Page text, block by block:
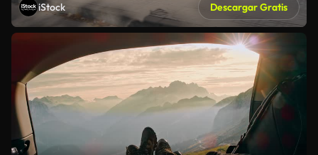
iStock Descargar Gratis